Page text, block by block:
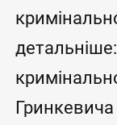
Гринкевича